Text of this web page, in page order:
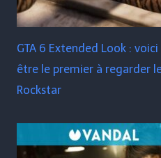
GTA 6 Extended Look :
être le premier à regarder
Rockstar